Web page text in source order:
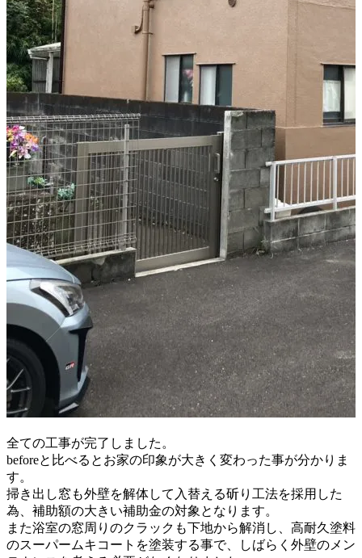
全ての工事が完了しました。
beforeと比べるとお家の印象が大きく変わった事が分かりま
す。
掃き出し窓も外壁を解体して入替える斫り 工法を採用した
為、補助額の大きい補助金の対象となります。
また浴室の窓周りのクラックも下地から解消し、 高耐久塗料
のスーパームキコートを塗装する事で、
しばらく外壁のメン